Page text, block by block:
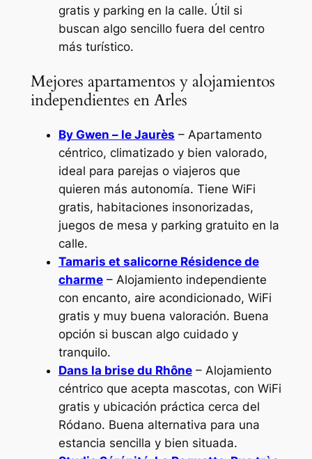
gratis y parking en la calle. Útil si
buscan algo sencillo fuera del centro
más turístico.
Mejores apartamentos y alojamientos
independientes en Arles
By Gwen – le Jaurès – Apartamento
céntrico, climatizado y bien valorado,
ideal para parejas o viajeros que
quieren más autonomía. Tiene WiFi
gratis, habitaciones insonorizadas,
juegos de mesa y parking gratuito en la
calle.
Tamaris et salicorne Résidence de
charme– Alojamiento independiente
con encanto, aire acondicionado, WiFi
gratis y muy buena valoración. Buena
opción si buscan algo cuidado y
tranquilo.
Dans la brise du Rhône– Alojamiento
céntrico que acepta mascotas, con WiFi
gratis y ubicación práctica cerca del
Ródano. Buena alternativa para una
estancia sencilla y bien situada.